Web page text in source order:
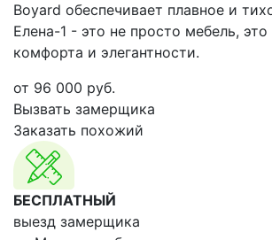
Boyard обеспечивает плавное и
Елена-1 - это не просто мебель,
комфорта и элегантности.
от 96 000 руб.
Вызвать замерщика
Заказать похожий
БЕСПЛАТНЫЙ
выезд замерщика